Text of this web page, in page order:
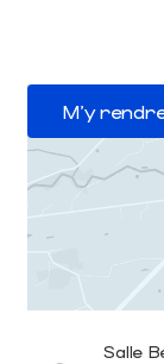
M'y
Salle